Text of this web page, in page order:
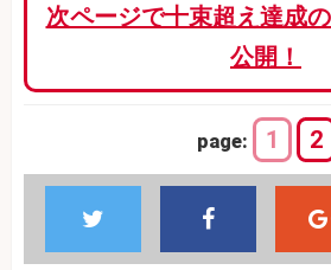
次ページで十束超え達成
公開！
page: 1 2